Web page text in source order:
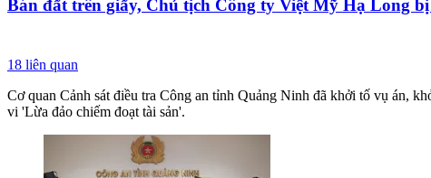
Bán đất trên giấy, Chủ tịch Công ty Việt Mỹ Hạ Long
18 liên quan
Cơ quan Cảnh sát điều tra Công an tỉnh Quảng Ninh đã khởi tố vụ án,
vi 'Lừa đảo chiếm đoạt tài sản'.